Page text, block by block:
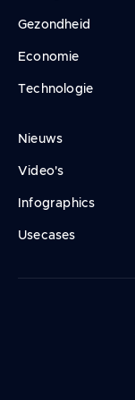
Gezondheid
Economie
Technologie
Nieuws
Video's
Infographics
Usecases